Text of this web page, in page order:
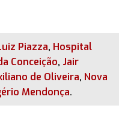
Piazza, Hospital
Conceição, Jair
de Oliveira, Nova
Mendonça.